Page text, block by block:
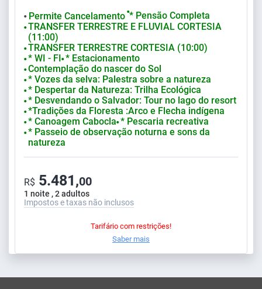
⬤ Permite Cancelamento ⬤* Pensão Completa
⬤ TRANSFER TERRESTRE E FLUVIAL CORTESIA
(11:00)
⬤ TRANSFER TERRESTRE CORTESIA (10:00)
⬤ * WI - FI ⬤ * Estacionamento
⬤ Contemplação do nascer do Sol
⬤ * Vozes da selva: Palestra sobre a natureza
⬤ * Despertar da Natureza: Trilha Ecológica
⬤ * Desvendando o Salvador: Tour no lago do resort
⬤ *Tradições da Floresta :Arco e Flecha indígena
⬤ * Canoagem Cabocla ⬤ * Pescaria recreativa
⬤ * Passeio de observação noturna e sons da
natureza
1 noite , 2 adultos
R$ 5.481,00
Impostos e taxas não inclusos
Tarifário com restrições!
Saber mais